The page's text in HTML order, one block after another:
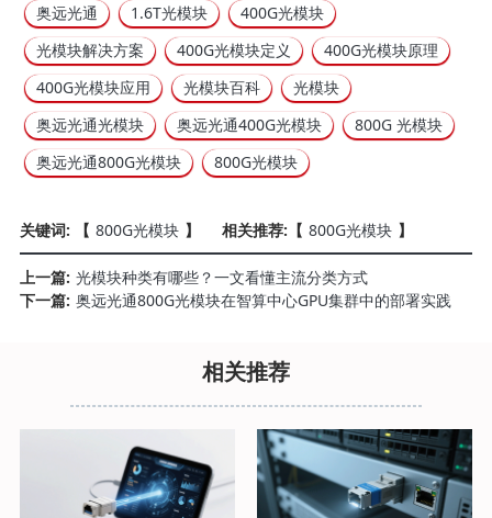
奥远光通 1.6T光模块
400G光模块
光模块解决方案
400G光模块定义
400G光模块原理
400G光模块应用
光模块百科
光模块
奥远光通光模块
奥远光通400G光模块
800G 光模块
奥远光通800G光模块
800G光模块
关键词: 【 800G光模块 】 相关推荐:【 800G光模块 】
上一篇: 光模块种类有哪些？一文看懂主流分类方式
下一篇: 奥远光通800G光模块在智算中心GPU集群中的部署实践
相关推荐